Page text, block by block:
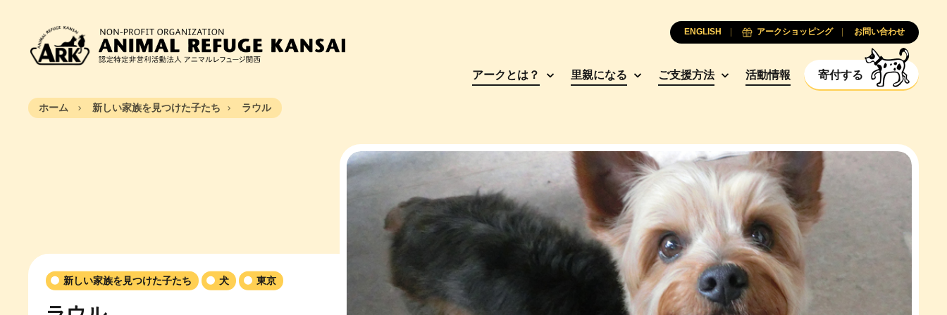
アークとは？ 里親になる ご支援方法 活動情報 寄付する
ENGLISH アークショッピング お問い合わせ
ホーム 新しい家族を見つけた子たち ラウル
新しい家族を見つけた子たち 犬 東京